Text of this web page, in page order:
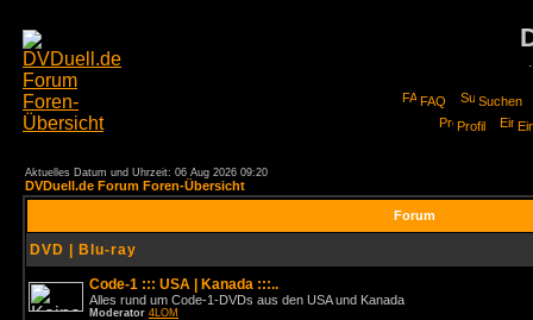
FAQ
Suchen
Profil
Aktuelles Datum und Uhrzeit: 06 Aug 2026 09:20
DVDuell.de Forum Foren-Übersicht
Forum
DVD | Blu-ray
Code-1 ::: USA | Kanada :::..
Alles rund um Code-1-DVDs aus den USA und Kanada
Moderator 4LOM